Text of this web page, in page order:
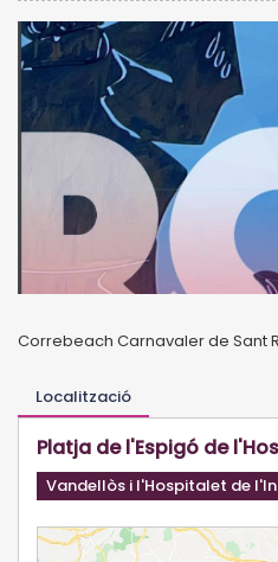
Correbeach Carnavaler de Sant
Localització
Platja de l'Espigó de
Vandellòs i l'Hospitalet de